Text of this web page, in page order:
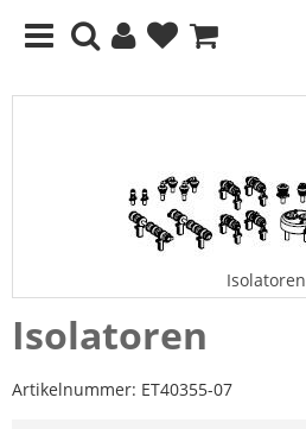
Isolatoren
Isolatoren
Artikelnummer: ET40355-07